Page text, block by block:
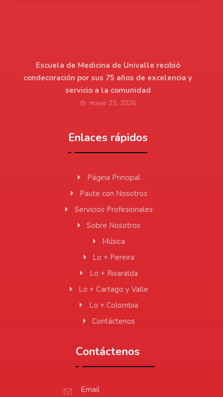
Escuela de Medicina de Univalle recibió
condecoración por sus 75 años de excelencia y
servicio a la comunidad
mayo 25, 2026
Enlaces rápidos
Página Principal
Paute con Nosotros
Servicios Profesionales
Sobre Nosotros
Música
Lo + Pereira
Lo + Risaralda
Lo + Cartago y Valle
Lo + Colombia
Contáctenos
Contáctenos
Email